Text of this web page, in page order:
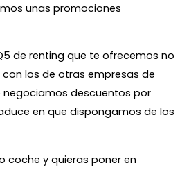
unas promociones
de renting que te ofrecemos no
los de otras empresas de
negociamos descuentos por
en que dispongamos de los
coche y quieras poner en